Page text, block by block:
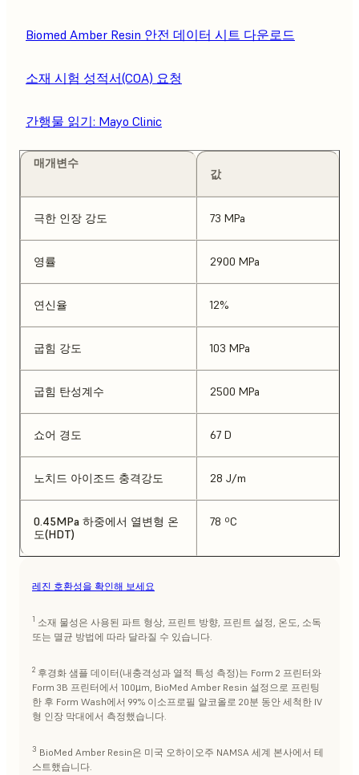
Biomed Amber Resin 안전 데이터 시트 다운로드
소재 시험 성적서(COA) 요청
간행물 읽기: Mayo Clinic
매개변수
값
극한 인장 강도 73 MPa
영률 2900 MPa
연신율 12%
굽힘 강도 103 MPa
굽힘 탄성계수 2500 MPa
쇼어 경도 67 D
노치드 아이조드 충격강도 28 J/m
0.45MPa 하중에서 열변형 온
도(HDT)
78 ºC
레진 호환성을 확인해 보세요
1 소재 물성은 사용된 파트 형상, 프린트 방향, 프린트 설정, 온도, 소독
또는 멸균 방법에 따라 달라질 수 있습니다.
2 후경화 샘플 데이터(내충격성과 열적 특성 측정)는 Form 2 프린터와
Form 3B 프린터에서 100µm, BioMed Amber Resin 설정으로 프린팅
한 후 Form Wash에서 99% 이소프로필 알코올로 20분 동안 세척한 IV
형 인장 막대에서 측정했습니다.
3 BioMed Amber Resin은 미국 오하이오주 NAMSA 세계 본사에서 테
스트했습니다.